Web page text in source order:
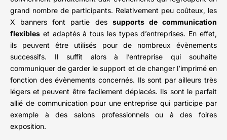
grand nombre de participants. Relativement peu coûteux, les
X banners font partie des supports de communication
flexibles et adaptés à tous les types d’entreprises. En effet,
ils peuvent être utilisés pour de nombreux évènements
successifs. Il suffit alors à l’entreprise qui souhaite
communiquer de garder le support et de changer l’imprimé en
fonction des évènements concernés. Ils sont par ailleurs très
légers et peuvent être facilement déplacés. Ils sont le parfait
allié de communication pour une entreprise qui participe par
exemple à des salons professionnels ou à des foires
exposition.